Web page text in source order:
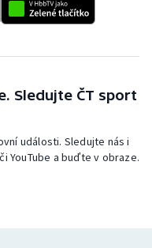
Sledujte ČT sport
události. Sledujte nás i
YouTube a buďte v obraze.